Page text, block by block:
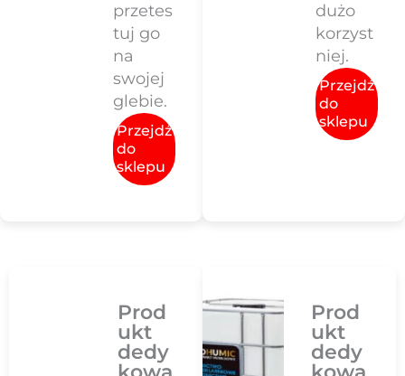
przetes
tuj go
na
swojej
glebie.
Przejdź
do
sklepu
dużo
korzyst
niej.
Przejdź
do
sklepu
Prod
ukt
dedy
Prod
ukt
dedy